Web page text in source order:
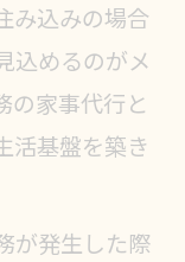
み込みの場合
込めるのがメ
の家事代行と
活基盤を築き
が発生した際